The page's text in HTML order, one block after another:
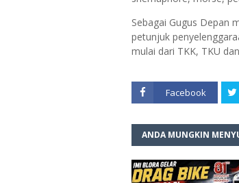
Sebagai Gugus Depan
petunjuk
mulai dari TKK, TKU
Facebook
ANDA MUNGKIN